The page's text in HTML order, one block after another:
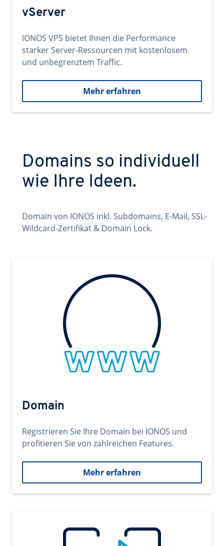
vServer
IONOS VPS bietet Ihnen die Performance
starker Server-Ressourcen mit kostenlosem
und unbegrenztem Traffic.
Mehr erfahren
Domains so individuell
wie Ihre Ideen.
Domain von IONOS inkl. Subdomains, E-Mail, SSL-
Wildcard-Zertifikat & Domain Lock.
Domain
Registrieren Sie Ihre Domain bei IONOS und
profitieren Sie von zahlreichen Features.
Mehr erfahren